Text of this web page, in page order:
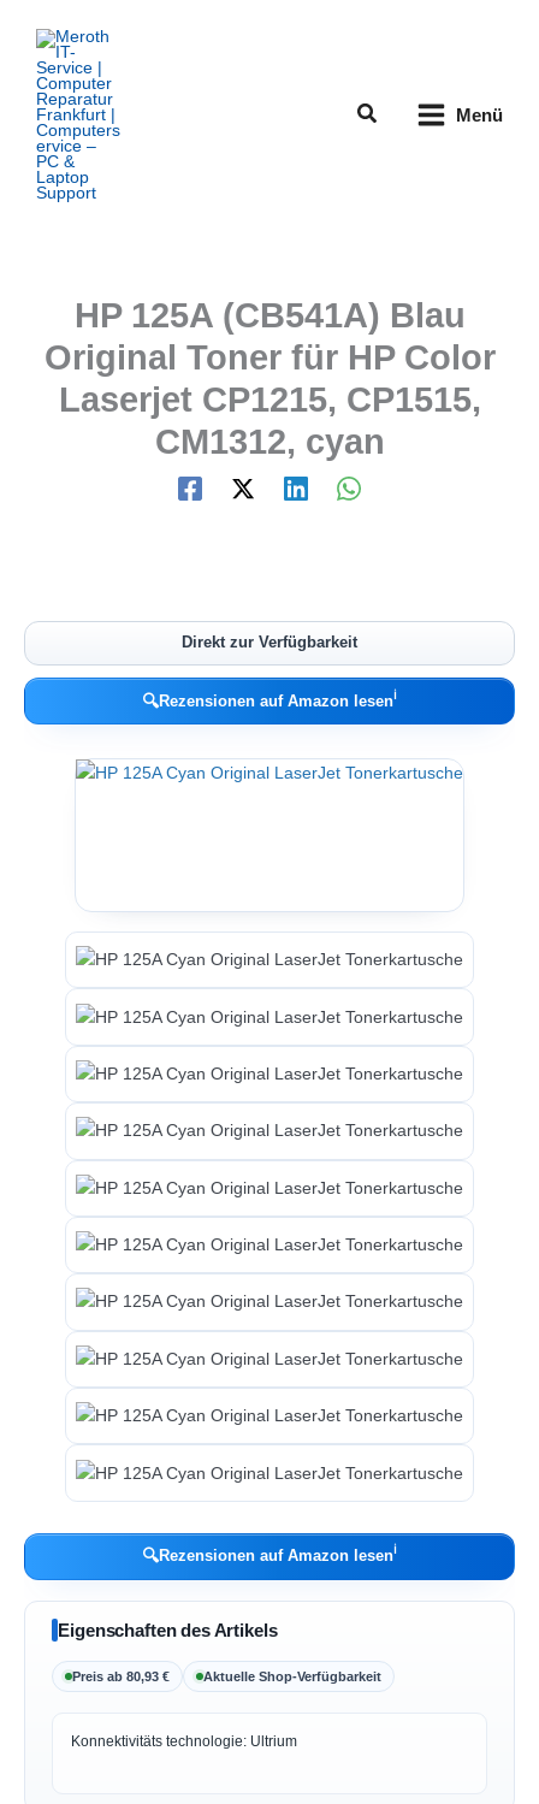
Inhalt
springen
Suchen Menü
HP 125A (CB541A) Blau
Original Toner für HP Color
Laserjet CP1215, CP1515,
CM1312, cyan
Direkt zur Verfügbarkeit
🔍Rezensionen auf Amazon lesenℹ︎
🔍Rezensionen auf Amazon lesenℹ︎
Eigenschaften des Artikels
Preis ab 80,93 € Aktuelle Shop-Verfügbarkeit
Konnektivitäts technologie: Ultrium